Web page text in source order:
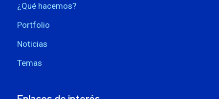
¿Qué hacemos?
Portfolio
Noticias
Temas